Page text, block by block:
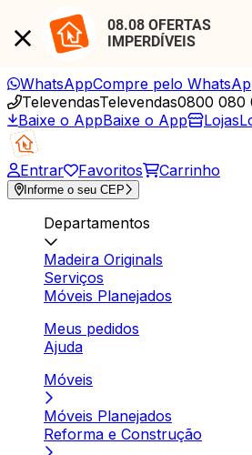
08.08 OFERTAS
IMPERDÍVEIS
WhatsAppCompre pelo
TelevendasTelevendas0800 080
Baixe o AppBaixe o App Lojas
Entrar Favoritos Carrinho
Informe o seu CEP
Departamentos
Madeira Originals
Serviços
Móveis Planejados
Meus pedidos
Ajuda
Móveis
Móveis Planejados
Reforma e Construção